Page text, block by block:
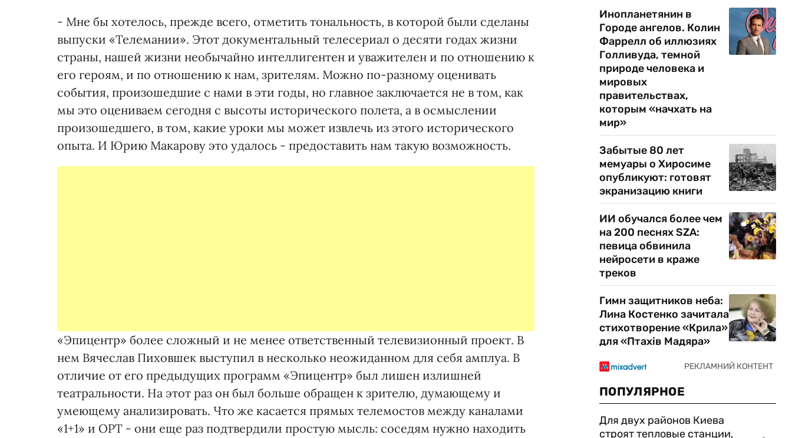
- Мне бы хотелось, прежде всего, отметить тональность, в которой были сделаны
выпуски «Телемании». Этот документальный телесериал о десяти годах жизни
страны, нашей жизни необычайно интеллигентен и уважителен и по отношению к
его героям, и по отношению к нам, зрителям. Можно по-разному оценивать
события, произошедшие с нами в эти годы, но главное заключается не в том, как
мы это оцениваем сегодня с высоты исторического полета, а в осмыслении
произошедшего, в том, какие уроки мы может извлечь из этого исторического
опыта. И Юрию Макарову это удалось - предоставить нам такую возможность.
«Эпицентр» более сложный и не менее ответственный телевизионный проект. В
нем Вячеслав Пиховшек выступил в несколько неожиданном для себя амплуа. В
отличие от его предыдущих программ «Эпицентр» был лишен излишней
театральности. На этот раз он был больше обращен к зрителю, думающему и
умеющему анализировать. Что же касается прямых телемостов между каналами
«1+1» и ОРТ - они еще раз подтвердили простую мысль: соседям нужно находить
Инопланетянин в
Городе ангелов. Колин
Фаррелл об иллюзиях
Голливуда, темной
природе человека и
мировых
правительствах,
которым «начхать на
мир»
Забытые 80 лет
мемуары о Хиросиме
опубликуют: готовят
экранизацию книги
ИИ обучался более чем
на 200 песнях SZA:
певица обвинила
нейросети в краже
треков
Гимн защитников неба:
Лина Костенко зачитала
стихотворение «Крила»
для «Птахів Мадяра»
ПОПУЛЯРНОЕ
Для двух районов Киева
строят тепловые станции,